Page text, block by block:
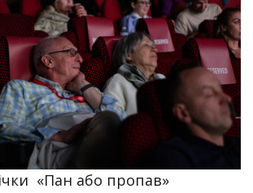
«Пан або пропав»